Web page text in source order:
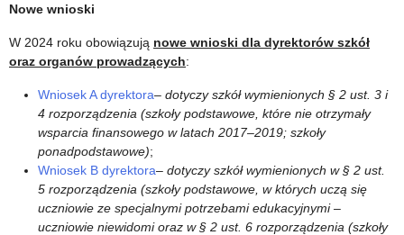
Nowe wnioski
W 2024 roku obowiązują nowe wnioski dla dyrektorów szkół
oraz organów prowadzących:
Wniosek A dyrektora– dotyczy szkół wymienionych § 2 ust. 3 i
4 rozporządzenia (szkoły podstawowe, które nie otrzymały
wsparcia finansowego w latach 2017–2019; szkoły
ponadpodstawowe);
Wniosek B dyrektora– dotyczy szkół wymienionych w § 2 ust.
5 rozporządzenia (szkoły podstawowe, w których uczą się
uczniowie ze specjalnymi potrzebami edukacyjnymi –
uczniowie niewidomi oraz w § 2 ust. 6 rozporządzenia (szkoły